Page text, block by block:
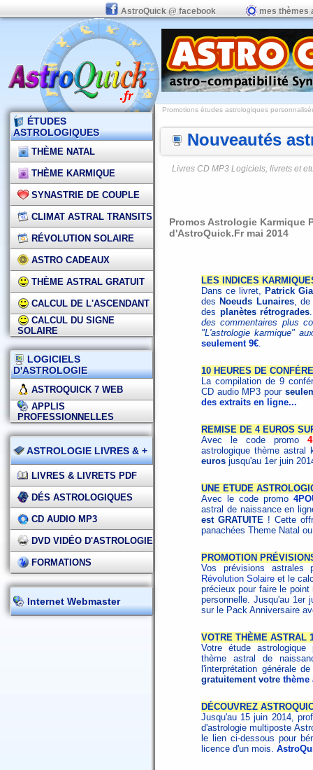
AstroQuick @ facebook mes thèmes
ÉTUDES
ASTROLOGIQUES
THÈME NATAL
THÈME KARMIQUE
SYNASTRIE DE COUPLE
CLIMAT ASTRAL TRANSITS
RÉVOLUTION SOLAIRE
ASTRO CADEAUX
THÈME ASTRAL GRATUIT
CALCUL DE L'ASCENDANT
CALCUL DU SIGNE
SOLAIRE
LOGICIELS
D'ASTROLOGIE
ASTROQUICK 7 WEB
APPLIS
PROFESSIONNELLES
ASTROLOGIE LIVRES & +
LIVRES & LIVRETS PDF
DÉS ASTROLOGIQUES
CD AUDIO MP3
DVD VIDÉO D'ASTROLOGIE
FORMATIONS
Internet Webmaster
Promotions études astrologiques
Nouveautés
Livres CD MP3 Logiciels, livrets et
Promos Astrologie Karmique
d'AstroQuick.Fr mai 2014
LES INDICES
Dans ce livret, Patrick
des Noeuds Lunaires,
des planètes rétrogrades
des commentaires plus
"L'astrologie karmique"
seulement 9€.
10 HEURES DE
La compilation de 9
CD audio MP3 pour
des extraits en ligne...
REMISE DE 4 EUROS
Avec le code promo
astrologique thème
euros jusqu'au 1er juin
UNE ETUDE
Avec le code promo
astral de naissance en
est GRATUITE ! Cette
panachées Theme Natal
PROMOTION
Vos prévisions astrales
Révolution Solaire et le
précieux pour faire le
personnelle. Jusqu'au 1er
sur le Pack Anniversaire
VOTRE THÈME ASTRAL
Votre étude astrologique
thème astral de
l'interprétation générale
gratuitement votre thème
DÉCOUVREZ
Jusqu'au 15 juin 2014,
d'astrologie multiposte
le lien ci-dessous pour
licence d'un mois.